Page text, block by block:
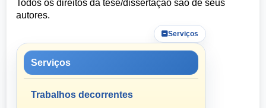
Todos os direitos da tese/dissertação são de seus
autores.
Serviços
Serviços
Trabalhos decorrentes